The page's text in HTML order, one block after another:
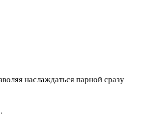
наслаждаться парной сразу